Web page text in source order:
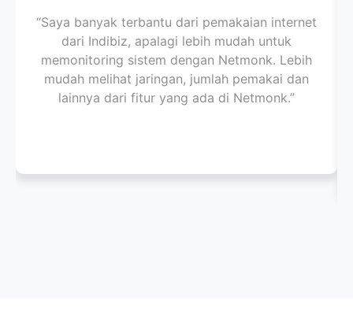
“Saya banyak terbantu dari pemakaian internet
dari Indibiz, apalagi lebih mudah untuk
memonitoring sistem dengan Netmonk. Lebih
mudah melihat jaringan, jumlah pemakai dan
lainnya dari fitur yang ada di Netmonk.”